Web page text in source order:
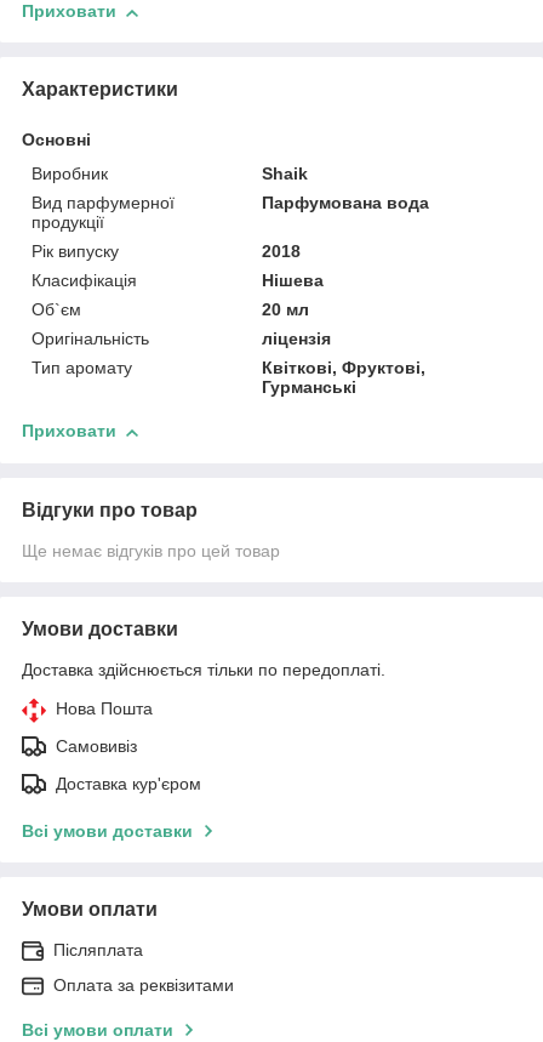
Приховати
Характеристики
Основні
Виробник
Shaik
Вид парфумерної
продукції
Парфумована вода
Рік випуску
2018
Класифікація
Нішева
Об`єм
20 мл
Оригінальність
ліцензія
Тип аромату
Квіткові, Фруктові,
Гурманські
Приховати
Відгуки про товар
Ще немає відгуків про цей товар
Умови доставки
Доставка здійснюється тільки по передоплаті.
Нова Пошта
Самовивіз
Доставка кур'єром
Всі умови доставки
Умови оплати
Післяплата
Оплата за реквізитами
Всі умови оплати